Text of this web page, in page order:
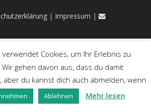
| Impressum |
Cookies, um Ihr Erlebnis zu
gehen davon aus, dass du damit
du kannst dich auch abmelden, wenn
Ablehnen Mehr lesen